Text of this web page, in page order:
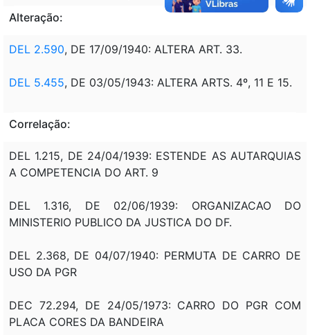
Alteração:
DEL 2.590, DE 17/09/1940: ALTERA ART. 33.
DEL 5.455, DE 03/05/1943: ALTERA ARTS. 4º, 11 E 15.
Correlação:
DEL 1.215, DE 24/04/1939: ESTENDE AS AUTARQUIAS
A COMPETENCIA DO ART. 9
DEL 1.316, DE 02/06/1939: ORGANIZACAO DO
MINISTERIO PUBLICO DA JUSTICA DO DF.
DEL 2.368, DE 04/07/1940: PERMUTA DE CARRO DE
USO DA PGR
DEC 72.294, DE 24/05/1973: CARRO DO PGR COM
PLACA CORES DA BANDEIRA